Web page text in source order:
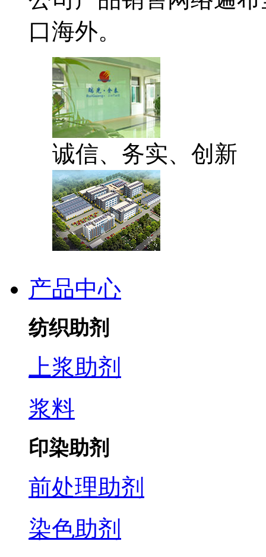
口海外。
诚信、务实、创新
产品中心
纺织助剂
上浆助剂
浆料
印染助剂
前处理助剂
染色助剂